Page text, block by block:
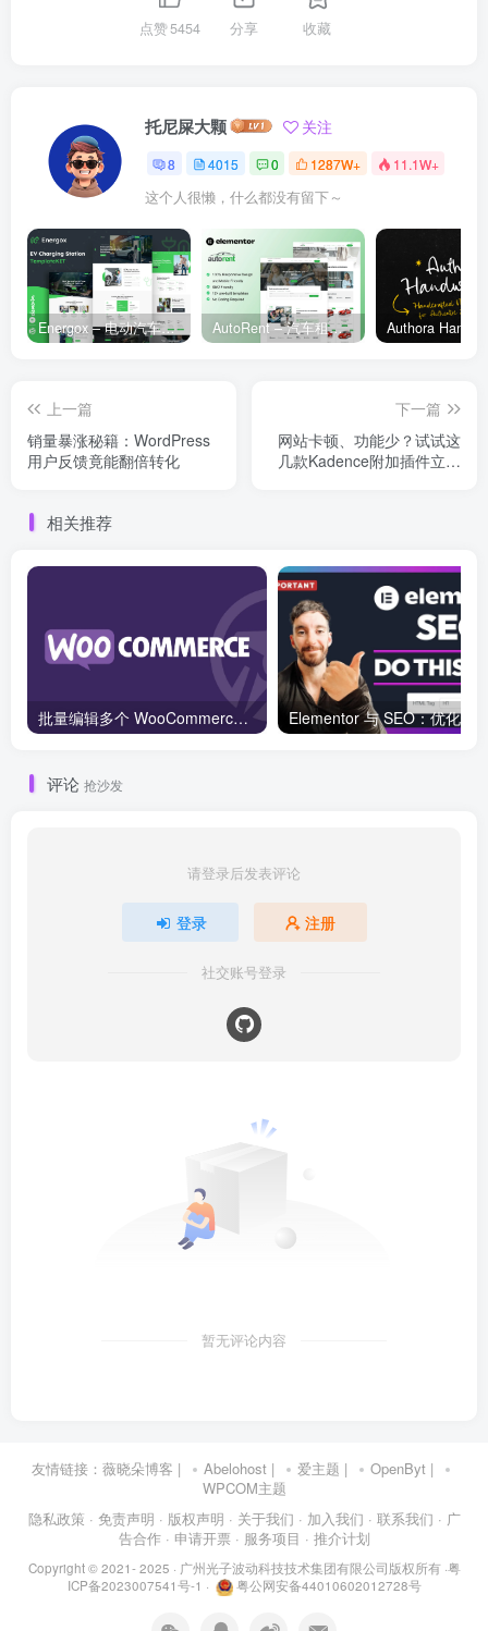
点赞5454 分享 收藏
托尼屎大颗 关注
8 4015 0 1287W+ 11.1W+
这个人很懒，什么都没有留下～
Energox – 电动汽车充电站 Elementor 模板套件 AutoRent – 汽车租赁服务 Elementor 模板套件
上一篇
销量暴涨秘籍：WordPress
用户反馈竟能翻倍转化
下一篇
网站卡顿、功能少？试试这
几款Kadence附加插件立刻
相关推荐
批量编辑多个 WooCommerce 产品变体价格的 2 个方法？
评论 抢沙发
请登录后发表评论
登录 注册
社交账号登录
暂无评论内容
友情链接： 薇晓朵博客 | Abelohost | 爱主题 | OpenByt |
WPCOM主题
隐私政策 · 免责声明 · 版权声明 · 关于我们 · 加入我们 · 联系我们 · 广
告合作 · 申请开票 · 服务项目 · 推介计划
Copyright © 2021- 2025 · 广州光子波动科技技术集团有限公司版权所有·粤
ICP备2023007541号-1 · 粤公网安备44010602012728号